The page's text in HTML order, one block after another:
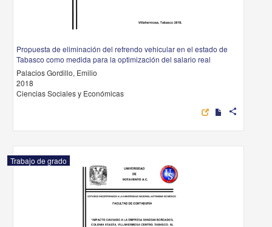
Propuesta de eliminación del refrendo vehicular en el estado de
Tabasco como medida para la optimización del salario real
Palacios Gordillo, Emilio
2018
Ciencias Sociales y Económicas
share
Trabajo de grado